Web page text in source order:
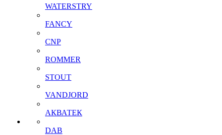
WATERSTRY
FANCY
CNP
ROMMER
STOUT
VANDJORD
АКВАТЕК
DAB